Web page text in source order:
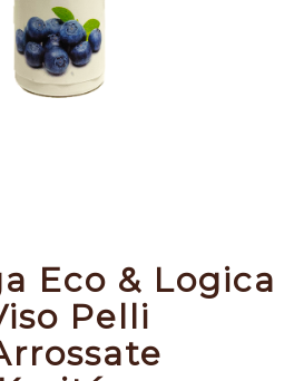
Eco & Logica
Pelli